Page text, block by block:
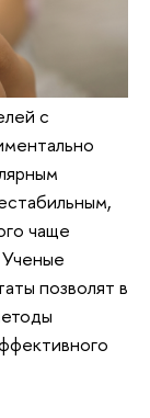
с
чаще
позволят в